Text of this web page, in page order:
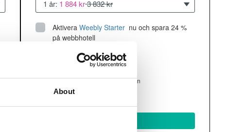
About
1 år: 1 884 kr3 832 kr
Aktivera Weebly Starter nu och spara 24 %
på webbhotell
Upp till 10 hemsidor/domäner
utrymme
4 CPU, 4GB RAM ~200K besökare/mån